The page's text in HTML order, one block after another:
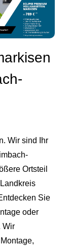
Wir sind Ihr
Ortsteil
Sie
oder
Wir